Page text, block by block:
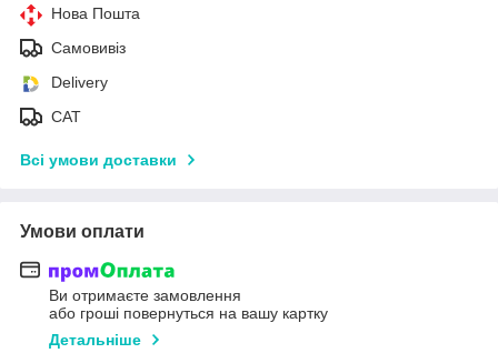
Нова Пошта
Самовивіз
Delivery
САТ
Всі умови доставки
Умови оплати
Ви отримаєте замовлення
або гроші повернуться на вашу картку
Детальніше